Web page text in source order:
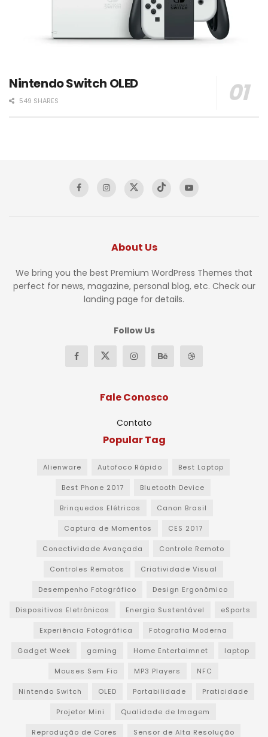
Nintendo Switch OLED
549 SHARES
About Us
We bring you the best Premium WordPress Themes that
perfect for news, magazine, personal blog, etc. Check our
landing page for details.
Follow Us
Fale Conosco
Contato
Popular Tag
Alienware Autofoco Rápido Best Laptop
Best Phone 2017 Bluetooth Device
Brinquedos Elétricos Canon Brasil
Captura de Momentos CES 2017
Conectividade Avançada Controle Remoto
Controles Remotos Criatividade Visual
Desempenho Fotográfico Design Ergonômico
Dispositivos Eletrônicos Energia Sustentável eSports
Experiência Fotográfica Fotografia Moderna
Gadget Week gaming Home Entertaimnet laptop
Mouses Sem Fio MP3 Players NFC
Nintendo Switch OLED Portabilidade Praticidade
Projetor Mini Qualidade de Imagem
Reprodução de Cores Sensor de Alta Resolução